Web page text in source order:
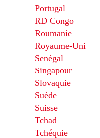
Portugal
RD Congo
Roumanie
Royaume-Uni
Senégal
Singapour
Slovaquie
Suède
Suisse
Tchad
Tchéquie